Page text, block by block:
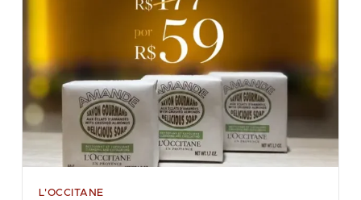
L'OCCITANE